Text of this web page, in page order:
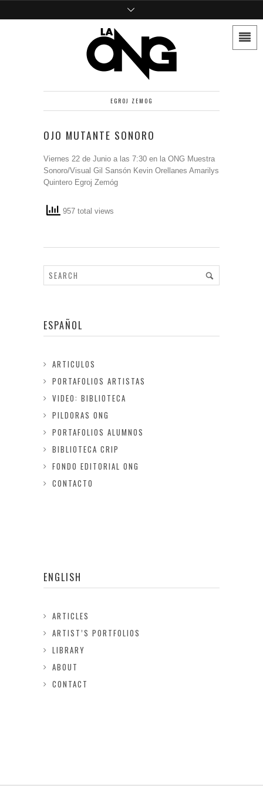
EGROJ ZEMOG
OJO MUTANTE SONORO
Viernes 22 de Junio a las 7:30 en la ONG Muestra
Sonoro/Visual Gil Sansón Kevin Orellanes Amarilys
Quintero Egroj Zemóg
957 total views
ESPAÑOL
ARTICULOS
PORTAFOLIOS ARTISTAS
VIDEO: BIBLIOTECA
PILDORAS ONG
PORTAFOLIOS ALUMNOS
BIBLIOTECA CRIP
FONDO EDITORIAL ONG
CONTACTO
ENGLISH
ARTICLES
ARTIST’S PORTFOLIOS
LIBRARY
ABOUT
CONTACT